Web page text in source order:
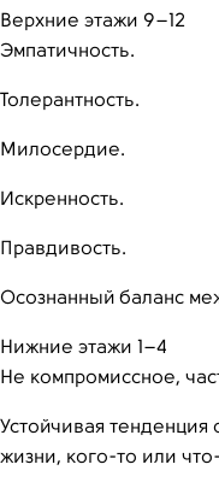
Верхние этажи 9–12
Эмпатичность.
Толерантность.
Милосердие.
Искренность.
Правдивость.
Осознанный баланс
Нижние этажи 1–4
Не компромиссное,
Устойчивая тенденция
жизни, кого-то или